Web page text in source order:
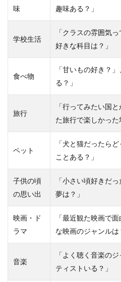
味
趣味ある？」
学校生活
「クラスの雰囲気
好きな科目は？」
食べ物
「甘いもの好き？
る？」
旅行
「行ってみたい国
た旅行で楽しかった
ペット
「犬と猫だったら
ことある？」
子供の頃
の思い出
「小さい頃好きだ
夢は？」
映画・ド
ラマ
「最近観た映画で
な映画のジャンルは
音楽
「よく聴く音楽の
ティストいる？」